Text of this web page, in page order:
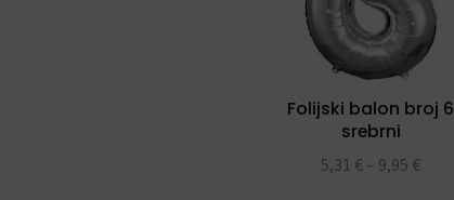
Folijski balon broj 6
srebrni
5,31 € – 9,95 €